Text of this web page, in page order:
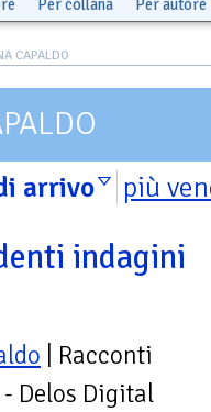
Per collana Per autore
CAPALDO
arrivo più
indagini
| Racconti
Delos Digital